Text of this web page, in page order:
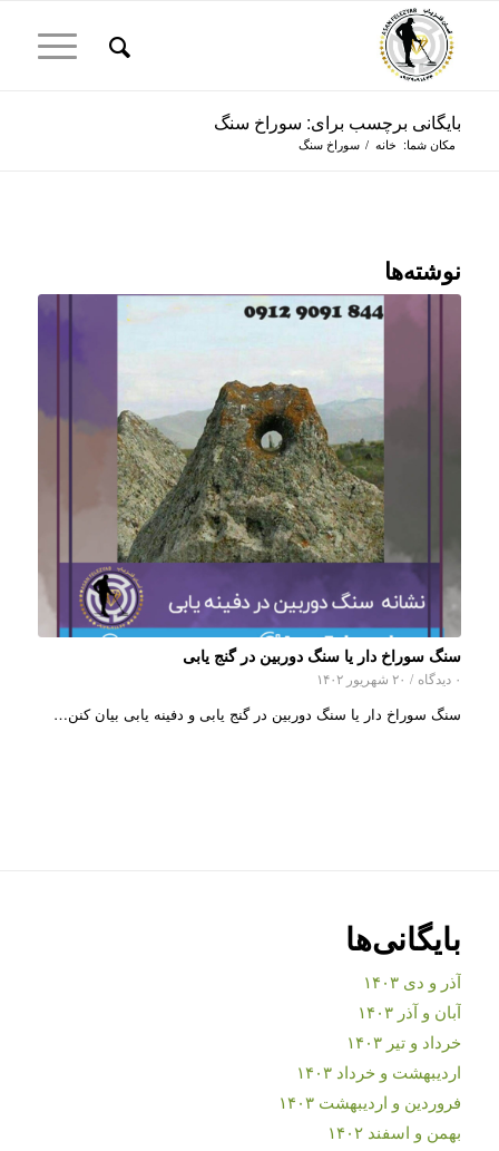
بایگانی برچسب برای: سوراخ سنگ
مکان شما: خانه / سوراخ سنگ
نوشته‌ها
سنگ سوراخ دار یا سنگ دوربین در گنج یابی
۰ دیدگاه / ۲۰ شهریور ۱۴۰۲
سنگ سوراخ دار یا سنگ دوربین در گنج یابی و دفینه یابی بیان کنن…
بایگانی‌ها
آذر و دی ۱۴۰۳
آبان و آذر ۱۴۰۳
خرداد و تیر ۱۴۰۳
اردیبهشت و خرداد ۱۴۰۳
فروردین و اردیبهشت ۱۴۰۳
بهمن و اسفند ۱۴۰۲